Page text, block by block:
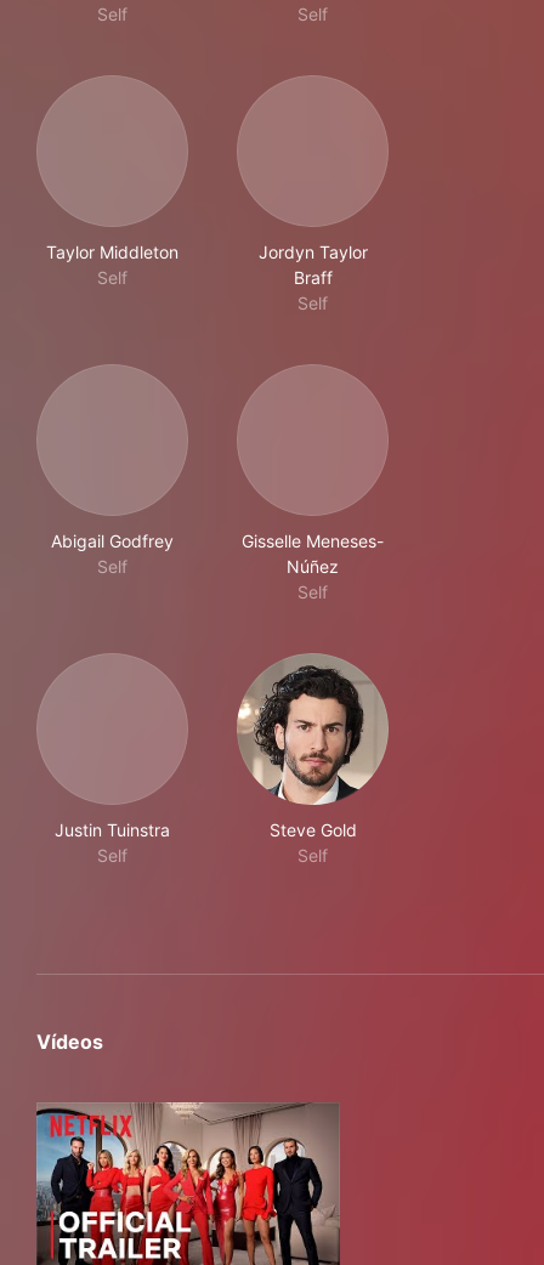
Self
Self
Taylor Middleton
Self
Jordyn Taylor
Braff
Self
Abigail Godfrey
Self
Gisselle Meneses-
Núñez
Self
Justin Tuinstra
Self
Steve Gold
Self
Vídeos